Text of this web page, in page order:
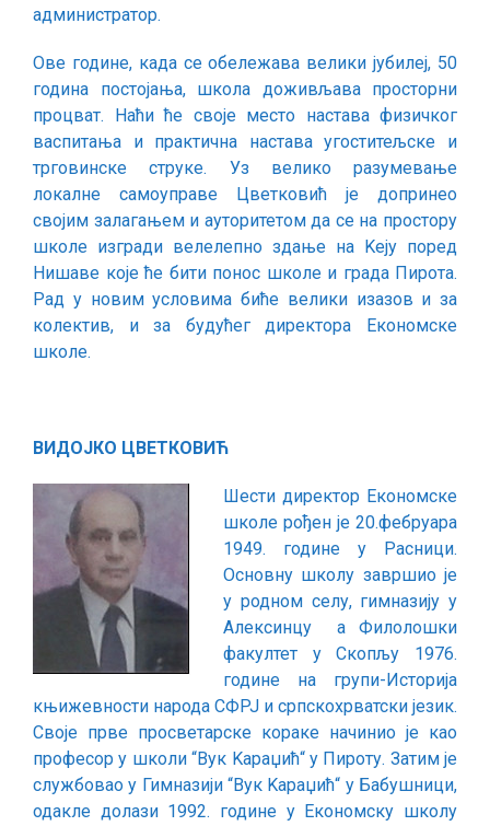
администратор.
Ове године, када се обележава велики јубилеј, 50
година постојања, школа доживљава просторни
процват. Наћи ће своје место настава физичког
васпитања и практична настава угоститељске и
трговинске струке. Уз велико разумевање
локалне самоуправе Цветковић је допринео
својим залагањем и ауторитетом да се на простору
школе изгради велелепно здање на Kеју поред
Нишаве које ће бити понос школе и града Пирота.
Рад у новим условима биће велики изазов и за
колектив, и за будућег директора Економске
школе.
ВИДОЈКО ЦВЕТКОВИЋ
Шести директор Економске
школе рођен је 20.фебруара
1949. године у Расници.
Основну школу завршио је
у родном селу, гимназију у
Алексинцу а Филолошки
факултет у Скопљу 1976.
године на групи-Историја
књижевности народа СФРЈ и српскохрватски језик.
Своје прве просветарске кораке начинио је као
професор у школи “Вук Kараџић“ у Пироту. Затим је
службовао у Гимназији “Вук Kараџић“ у Бабушници,
одакле долази 1992. године у Економску школу